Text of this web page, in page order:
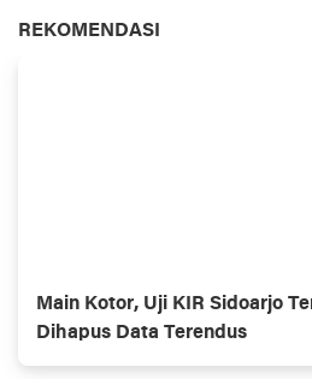
REKOMENDASI
Main Kotor, Uji KIR Sidoarjo
Dihapus Data Terendus